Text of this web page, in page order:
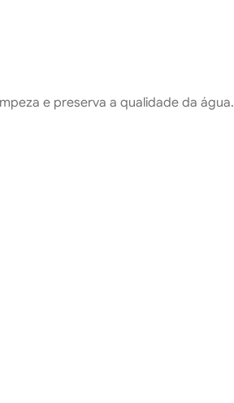
e preserva a qualidade da água.